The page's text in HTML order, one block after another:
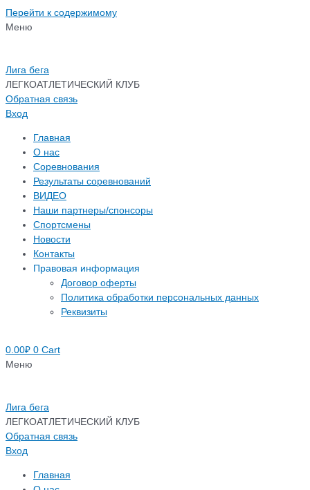
Перейти к содержимому
Меню
Лига бега
ЛЕГКОАТЛЕТИЧЕСКИЙ КЛУБ
Обратная связь
Вход
Главная
О нас
Соревнования
Результаты соревнований
ВИДЕО
Наши партнеры/спонсоры
Спортсмены
Новости
Контакты
Правовая информация
Договор оферты
Политика обработки персональных данных
Реквизиты
0.00₽ 0 Cart
Меню
Лига бега
ЛЕГКОАТЛЕТИЧЕСКИЙ КЛУБ
Обратная связь
Вход
Главная